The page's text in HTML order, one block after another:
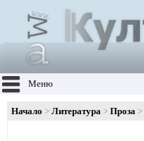
Меню
Начало Литература Проза